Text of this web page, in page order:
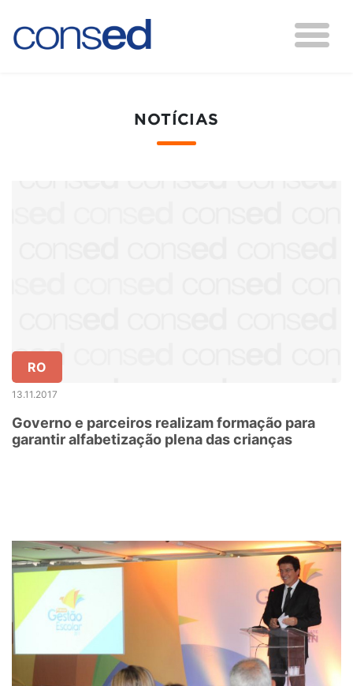
NOTÍCIAS
RO
13.11.2017
Governo e parceiros realizam formação para
garantir alfabetização plena das crianças